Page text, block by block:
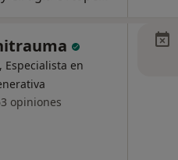
Especialista en
opiniones